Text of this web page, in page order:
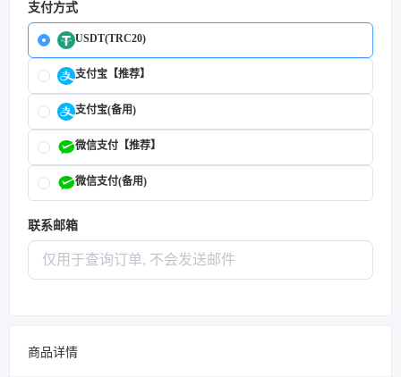
支付方式
USDT(TRC20)
支付宝【推荐】
支付宝(备用)
微信支付【推荐】
微信支付(备用)
联系邮箱
商品详情